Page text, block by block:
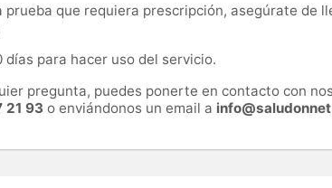
prueba que requiera prescripción, asegúrate de
días para hacer uso del servicio.
pregunta, puedes ponerte en contacto con
21 93 o enviándonos un email a